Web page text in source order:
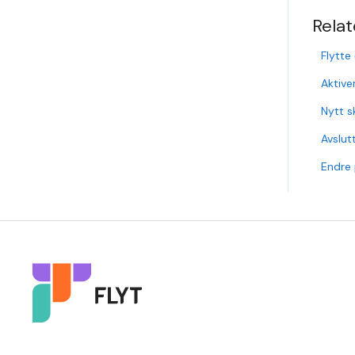
Flytte
Nytt
Endre